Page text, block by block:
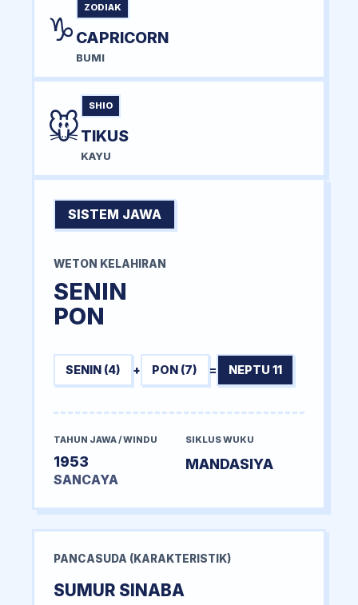
♑
ZODIAK
CAPRICORN
BUMI
🐭
SHIO
TIKUS
KAYU
SISTEM JAWA
WETON KELAHIRAN
SENIN
PON
SENIN (4) + PON (7) = NEPTU 11
TAHUN JAWA / WINDU
1953
SANCAYA
SIKLUS WUKU
MANDASIYA
PANCASUDA (KARAKTERISTIK)
SUMUR SINABA